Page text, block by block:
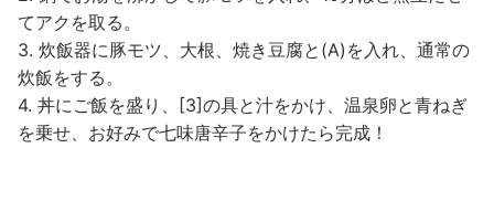
てアクを取る。
3. 炊飯器に豚モツ、大根、焼き豆腐と(A)を入れ、通常の
炊飯をする。
4. 丼にご飯を盛り、[3]の具と汁をかけ、温泉卵と青ねぎ
を乗せ、お好みで七味唐辛子をかけたら完成！